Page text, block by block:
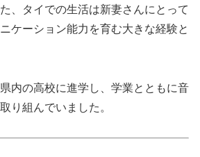
、タイでの生活は新妻さんにとって
ケーション能力を育む大きな経験と
内の高校に進学し、学業とともに音
り組んでいました。